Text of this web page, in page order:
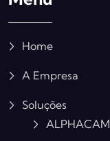
Home
A Empresa
Soluções
ALPHACAM